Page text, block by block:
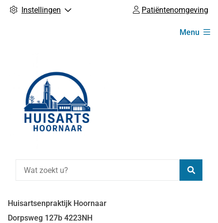
Instellingen Patiëntenomgeving
Menu
Huisartsenpraktijk Hoornaar
Dorpsweg 127b 4223NH